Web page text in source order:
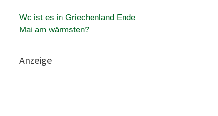
Wo ist es in Griechenland Ende
Mai am wärmsten?
Anzeige